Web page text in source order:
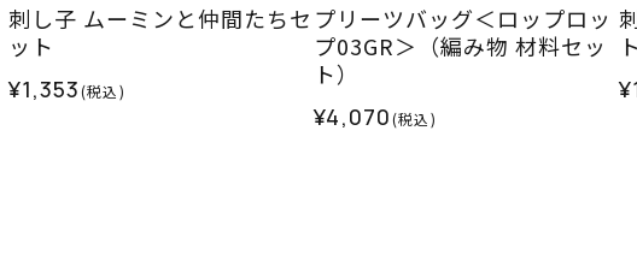
刺し子 ムーミンと仲間たちセ
ット
¥1,353(税込)
プリーツバッグ＜ロップロッ
プ03GR＞（編み物 材料セッ
ト）
¥4,070(税込)